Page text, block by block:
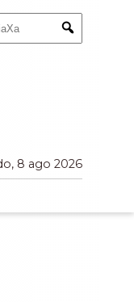
Submit
8 ago 2026